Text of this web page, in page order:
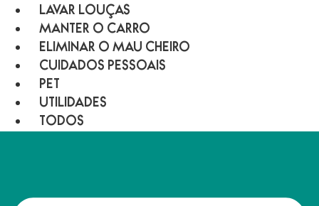
LAVAR LOUÇAS
MANTER O CARRO
ELIMINAR O MAU CHEIRO
CUIDADOS PESSOAIS
PET
UTILIDADES
TODOS